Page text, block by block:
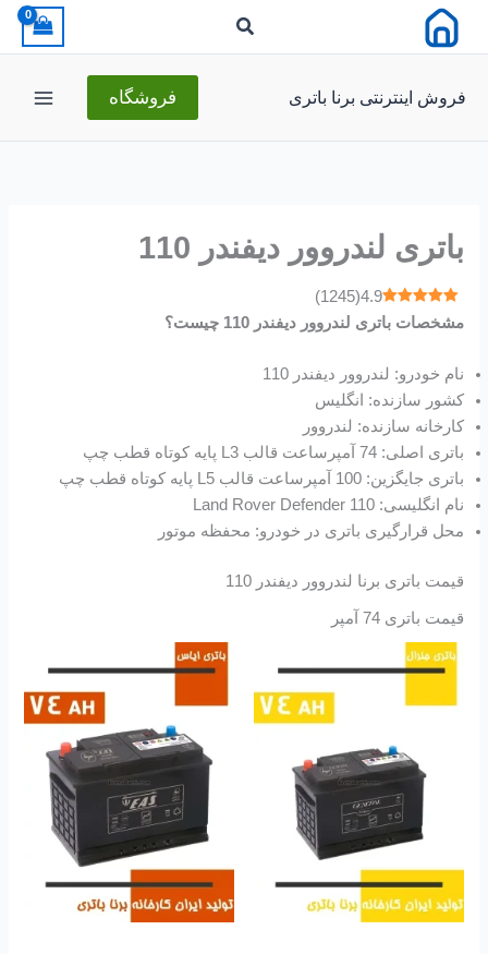
فروش اینترنتی برنا باتری فروشگاه
باتری لندروور دیفندر 110
4.9
(
1245
)
مشخصات باتری لندروور دیفندر 110 چیست؟
نام خودرو: لندروور دیفندر 110
کشور سازنده: انگلیس
کارخانه سازنده: لندروور
باتری اصلی: 74 آمپرساعت قالب L3 پایه کوتاه قطب چپ
باتری جایگزین: 100 آمپرساعت قالب L5 پایه کوتاه قطب چپ
نام انگلیسی: Land Rover Defender 110
محل قرارگیری باتری در خودرو: محفظه موتور
قیمت باتری برنا لندروور دیفندر 110
قیمت باتری 74 آمپر